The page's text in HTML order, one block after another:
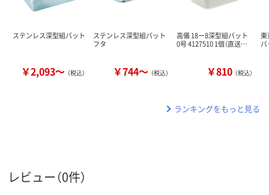
ステンレス深型組バット
￥2,093～ （税込）
ステンレス深型組バット
フタ
￥744～ （税込）
高儀 18ー8深型組バット
0号 4127510 1個（直送…
￥810 （税込）
東
ランキングをもっと見る
レビュー（0件）